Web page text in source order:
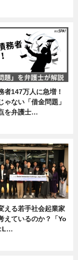
者147万人に急増！
ゃない「借金問題」
を弁護士…
える若手社会起業家
えているのか？「Yo